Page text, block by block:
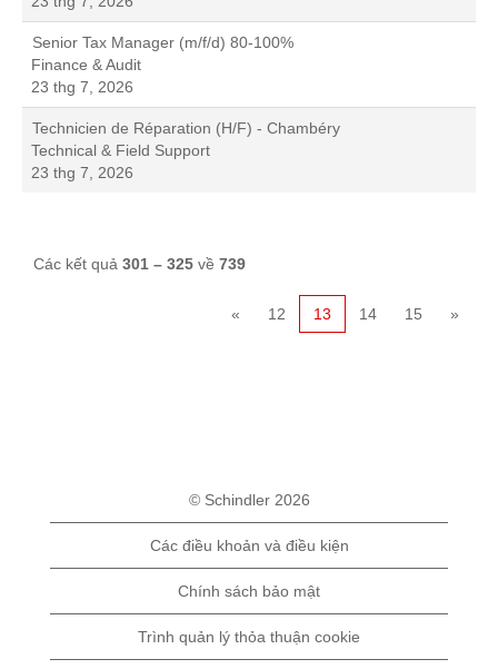
Senior Tax Manager (m/f/d) 80-100%
Finance & Audit
23 thg 7, 2026
Technicien de Réparation (H/F) - Chambéry
Technical & Field Support
23 thg 7, 2026
Các kết quả 301 – 325 về 739
« 12 13 14 15 »
© Schindler 2026
Các điều khoản và điều kiện
Chính sách bảo mật
Trình quản lý thỏa thuận cookie